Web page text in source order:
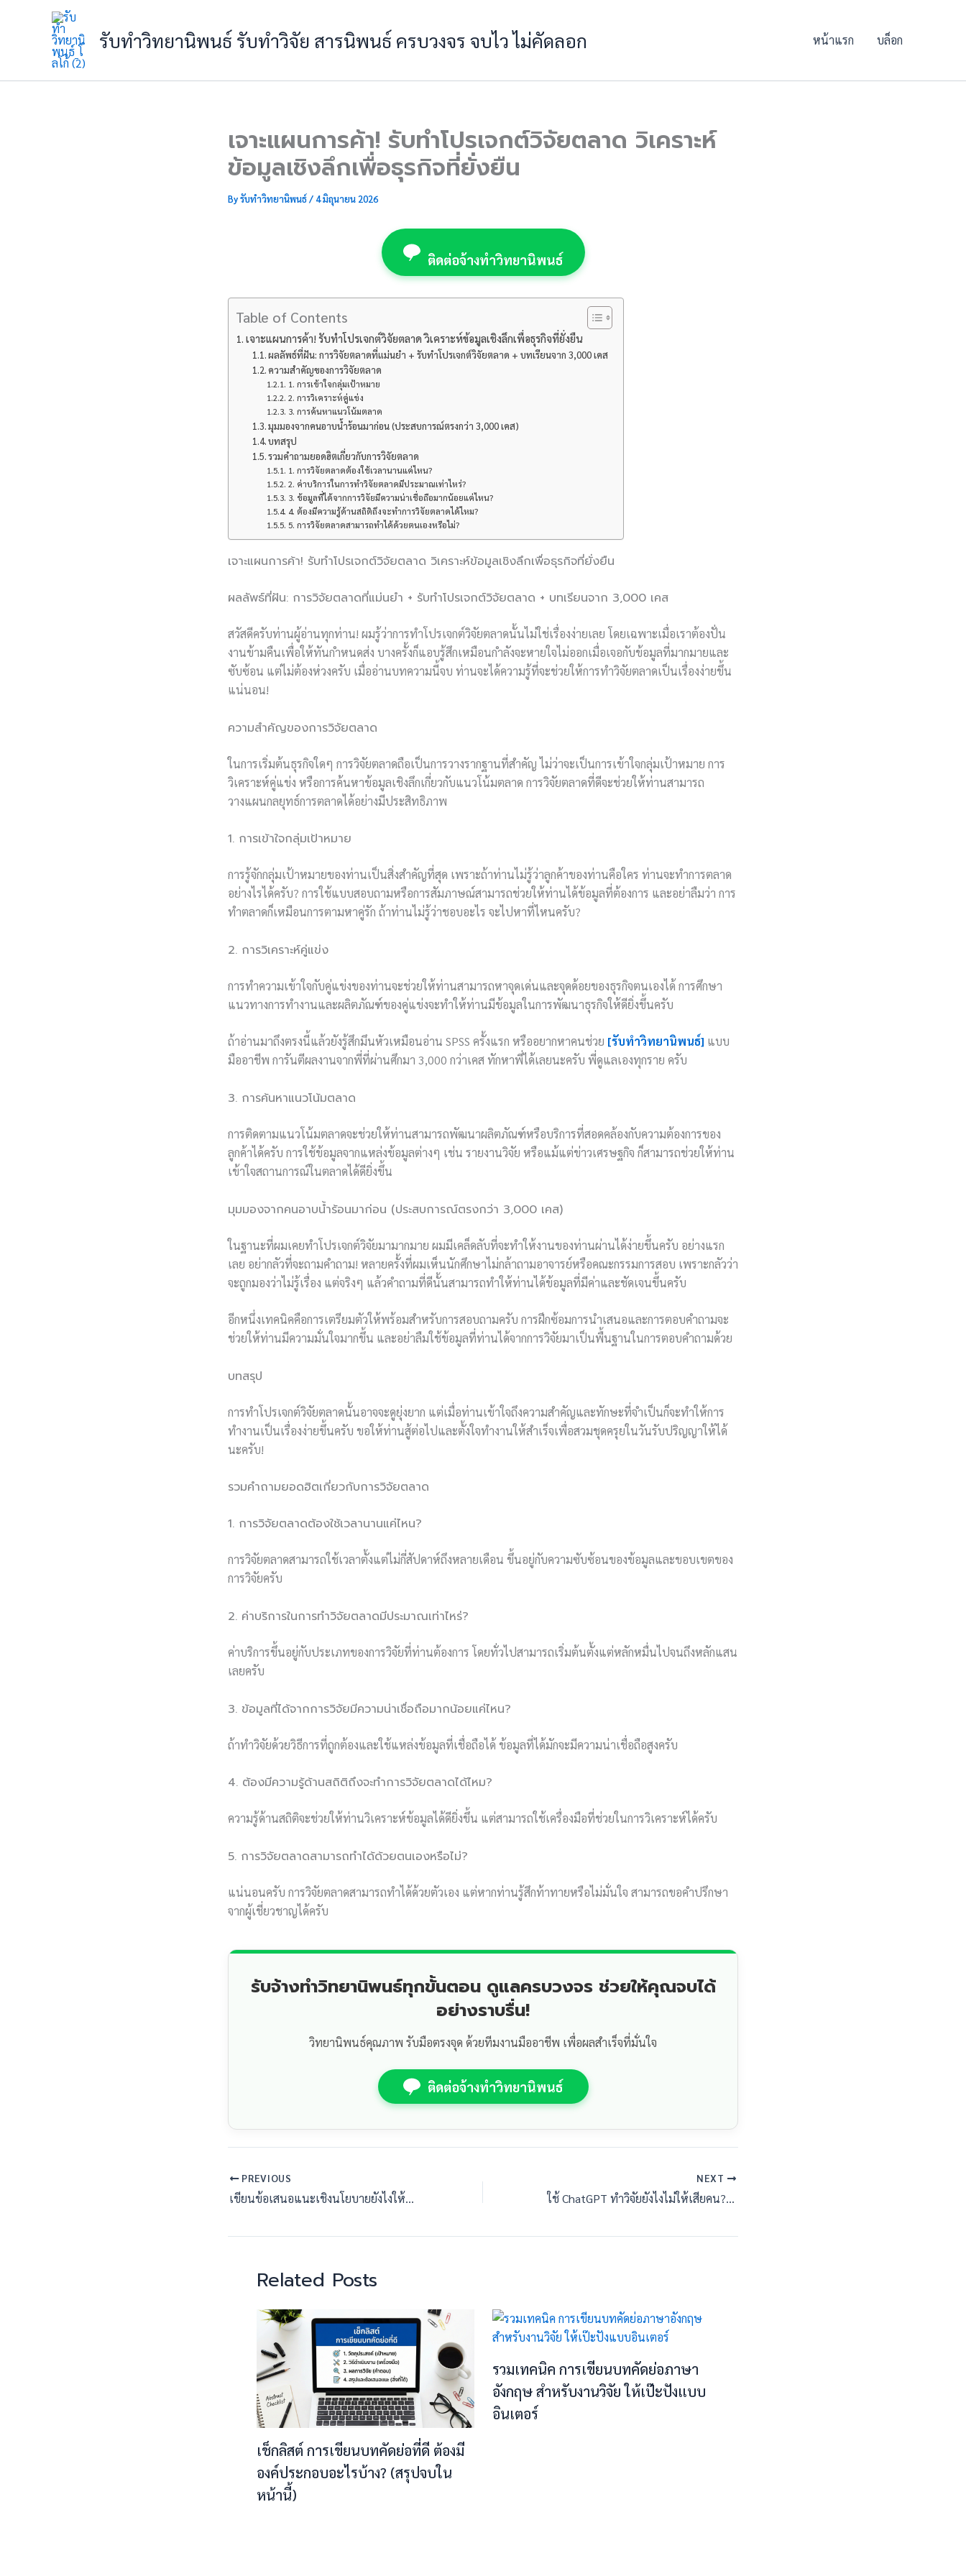
รับทำวิทยานิพนธ์ รับทำวิจัย สารนิพนธ์ ครบวงจร จบไว ไม่คัดลอก หน้าแรก บล็อก
เจาะแผนการค้า! รับทำโปรเจกต์วิจัยตลาด วิเคราะห์
ข้อมูลเชิงลึกเพื่อธุรกิจที่ยั่งยืน
Byรับทำวิทยานิพนธ์/ 4 มิถุนายน 2026
ติดต่อจ้างทำวิทยานิพนธ์
Table of Contents
เจาะแผนการค้า! รับทำโปรเจกต์วิจัยตลาด วิเคราะห์ข้อมูลเชิงลึกเพื่อธุรกิจที่ยั่งยืน
ผลลัพธ์ที่ฝัน: การวิจัยตลาดที่แม่นยำ + รับทำโปรเจกต์วิจัยตลาด + บทเรียนจาก 3,000 เคส
ความสำคัญของการวิจัยตลาด
1. การเข้าใจกลุ่มเป้าหมาย
2. การวิเคราะห์คู่แข่ง
3. การค้นหาแนวโน้มตลาด
มุมมองจากคนอาบน้ำร้อนมาก่อน (ประสบการณ์ตรงกว่า 3,000 เคส)
บทสรุป
รวมคำถามยอดฮิตเกี่ยวกับการวิจัยตลาด
1. การวิจัยตลาดต้องใช้เวลานานแค่ไหน?
2. ค่าบริการในการทำวิจัยตลาดมีประมาณเท่าไหร่?
3. ข้อมูลที่ได้จากการวิจัยมีความน่าเชื่อถือมากน้อยแค่ไหน?
4. ต้องมีความรู้ด้านสถิติถึงจะทำการวิจัยตลาดได้ไหม?
5. การวิจัยตลาดสามารถทำได้ด้วยตนเองหรือไม่?
เจาะแผนการค้า! รับทำโปรเจกต์วิจัยตลาด วิเคราะห์ข้อมูลเชิงลึกเพื่อธุรกิจที่ยั่งยืน
ผลลัพธ์ที่ฝัน: การวิจัยตลาดที่แม่นยำ + รับทำโปรเจกต์วิจัยตลาด + บทเรียนจาก 3,000 เคส
สวัสดีครับท่านผู้อ่านทุกท่าน! ผมรู้ว่าการทำโปรเจกต์วิจัยตลาดนั้นไม่ใช่เรื่องง่ายเลย โดยเฉพาะเมื่อเราต้องปั่น
งานข้ามคืนเพื่อให้ทันกำหนดส่ง บางครั้งก็แอบรู้สึกเหมือนกำลังจะหายใจไม่ออกเมื่อเจอกับข้อมูลที่มากมายและ
ซับซ้อน แต่ไม่ต้องห่วงครับ เมื่ออ่านบทความนี้จบ ท่านจะได้ความรู้ที่จะช่วยให้การทำวิจัยตลาดเป็นเรื่องง่ายขึ้น
แน่นอน!
ความสำคัญของการวิจัยตลาด
ในการเริ่มต้นธุรกิจใดๆ การวิจัยตลาดถือเป็นการวางรากฐานที่สำคัญ ไม่ว่าจะเป็นการเข้าใจกลุ่มเป้าหมาย การ
วิเคราะห์คู่แข่ง หรือการค้นหาข้อมูลเชิงลึกเกี่ยวกับแนวโน้มตลาด การวิจัยตลาดที่ดีจะช่วยให้ท่านสามารถ
วางแผนกลยุทธ์การตลาดได้อย่างมีประสิทธิภาพ
1. การเข้าใจกลุ่มเป้าหมาย
การรู้จักกลุ่มเป้าหมายของท่านเป็นสิ่งสำคัญที่สุด เพราะถ้าท่านไม่รู้ว่าลูกค้าของท่านคือใคร ท่านจะทำการตลาด
อย่างไรได้ครับ? การใช้แบบสอบถามหรือการสัมภาษณ์สามารถช่วยให้ท่านได้ข้อมูลที่ต้องการ และอย่าลืมว่า การ
ทำตลาดก็เหมือนการตามหาคู่รัก ถ้าท่านไม่รู้ว่าชอบอะไร จะไปหาที่ไหนครับ?
2. การวิเคราะห์คู่แข่ง
การทำความเข้าใจกับคู่แข่งของท่านจะช่วยให้ท่านสามารถหาจุดเด่นและจุดด้อยของธุรกิจตนเองได้ การศึกษา
แนวทางการทำงานและผลิตภัณฑ์ของคู่แข่งจะทำให้ท่านมีข้อมูลในการพัฒนาธุรกิจให้ดียิ่งขึ้นครับ
ถ้าอ่านมาถึงตรงนี้แล้วยังรู้สึกมึนหัวเหมือนอ่าน SPSS ครั้งแรก หรืออยากหาคนช่วย [รับทำวิทยานิพนธ์] แบบ
มืออาชีพ การันตีผลงานจากพี่ที่ผ่านศึกมา 3,000 กว่าเคส ทักหาพี่ได้เลยนะครับ พี่ดูแลเองทุกราย ครับ
3. การค้นหาแนวโน้มตลาด
การติดตามแนวโน้มตลาดจะช่วยให้ท่านสามารถพัฒนาผลิตภัณฑ์หรือบริการที่สอดคล้องกับความต้องการของ
ลูกค้าได้ครับ การใช้ข้อมูลจากแหล่งข้อมูลต่างๆ เช่น รายงานวิจัย หรือแม้แต่ข่าวเศรษฐกิจ ก็สามารถช่วยให้ท่าน
เข้าใจสถานการณ์ในตลาดได้ดียิ่งขึ้น
มุมมองจากคนอาบน้ำร้อนมาก่อน (ประสบการณ์ตรงกว่า 3,000 เคส)
ในฐานะที่ผมเคยทำโปรเจกต์วิจัยมามากมาย ผมมีเคล็ดลับที่จะทำให้งานของท่านผ่านได้ง่ายขึ้นครับ อย่างแรก
เลย อย่ากลัวที่จะถามคำถาม! หลายครั้งที่ผมเห็นนักศึกษาไม่กล้าถามอาจารย์หรือคณะกรรมการสอบ เพราะกลัวว่า
จะถูกมองว่าไม่รู้เรื่อง แต่จริงๆ แล้วคำถามที่ดีนั้นสามารถทำให้ท่านได้ข้อมูลที่มีค่าและชัดเจนขึ้นครับ
อีกหนึ่งเทคนิคคือการเตรียมตัวให้พร้อมสำหรับการสอบถามครับ การฝึกซ้อมการนำเสนอและการตอบคำถามจะ
ช่วยให้ท่านมีความมั่นใจมากขึ้น และอย่าลืมใช้ข้อมูลที่ท่านได้จากการวิจัยมาเป็นพื้นฐานในการตอบคำถามด้วย
บทสรุป
การทำโปรเจกต์วิจัยตลาดนั้นอาจจะดูยุ่งยาก แต่เมื่อท่านเข้าใจถึงความสำคัญและทักษะที่จำเป็นก็จะทำให้การ
ทำงานเป็นเรื่องง่ายขึ้นครับ ขอให้ท่านสู้ต่อไปและตั้งใจทำงานให้สำเร็จเพื่อสวมชุดครุยในวันรับปริญญาให้ได้
นะครับ!
รวมคำถามยอดฮิตเกี่ยวกับการวิจัยตลาด
1. การวิจัยตลาดต้องใช้เวลานานแค่ไหน?
การวิจัยตลาดสามารถใช้เวลาตั้งแต่ไม่กี่สัปดาห์ถึงหลายเดือน ขึ้นอยู่กับความซับซ้อนของข้อมูลและขอบเขตของ
การวิจัยครับ
2. ค่าบริการในการทำวิจัยตลาดมีประมาณเท่าไหร่?
ค่าบริการขึ้นอยู่กับประเภทของการวิจัยที่ท่านต้องการ โดยทั่วไปสามารถเริ่มต้นตั้งแต่หลักหมื่นไปจนถึงหลักแสน
เลยครับ
3. ข้อมูลที่ได้จากการวิจัยมีความน่าเชื่อถือมากน้อยแค่ไหน?
ถ้าทำวิจัยด้วยวิธีการที่ถูกต้องและใช้แหล่งข้อมูลที่เชื่อถือได้ ข้อมูลที่ได้มักจะมีความน่าเชื่อถือสูงครับ
4. ต้องมีความรู้ด้านสถิติถึงจะทำการวิจัยตลาดได้ไหม?
ความรู้ด้านสถิติจะช่วยให้ท่านวิเคราะห์ข้อมูลได้ดียิ่งขึ้น แต่สามารถใช้เครื่องมือที่ช่วยในการวิเคราะห์ได้ครับ
5. การวิจัยตลาดสามารถทำได้ด้วยตนเองหรือไม่?
แน่นอนครับ การวิจัยตลาดสามารถทำได้ด้วยตัวเอง แต่หากท่านรู้สึกท้าทายหรือไม่มั่นใจ สามารถขอคำปรึกษา
จากผู้เชี่ยวชาญได้ครับ
รับจ้างทำวิทยานิพนธ์ทุกขั้นตอน ดูแลครบวงจร ช่วยให้คุณจบได้
อย่างราบรื่น!
วิทยานิพนธ์คุณภาพ รับมือตรงจุด ด้วยทีมงานมืออาชีพ เพื่อผลสำเร็จที่มั่นใจ
ติดต่อจ้างทำวิทยานิพนธ์
PREVIOUS
เขียนข้อเสนอแนะเชิงนโยบายยังไงให้ดูมีน้ำหนัก? หลักการเขียนระดับมหาบัณฑิต
NEXT
ใช้ ChatGPT ทำวิจัยยังไงไม่ให้เสียคน? แนวทางการใช้ AI อย่างถูกจริยธรรมวิชาการ
Related Posts
เช็กลิสต์ การเขียนบทคัดย่อที่ดี ต้องมี
องค์ประกอบอะไรบ้าง? (สรุปจบใน
หน้านี้)
รวมเทคนิค การเขียนบทคัดย่อภาษา
อังกฤษ สำหรับงานวิจัย ให้เป๊ะปังแบบ
อินเตอร์